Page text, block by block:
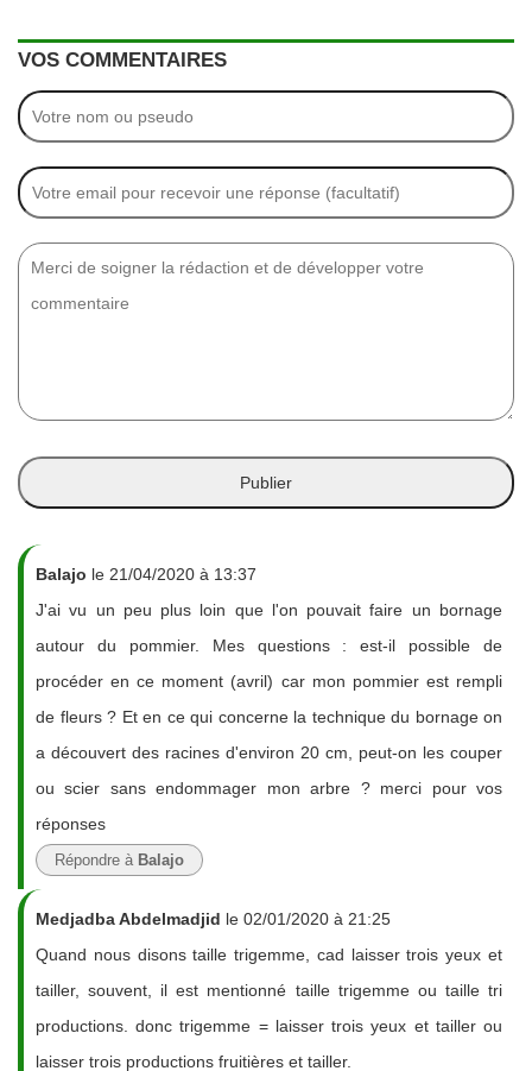
VOS COMMENTAIRES
Balajo le 21/04/2020 à 13:37
J'ai vu un peu plus loin que l'on pouvait faire un bornage
autour du pommier. Mes questions : est-il possible de
procéder en ce moment (avril) car mon pommier est rempli
de fleurs ? Et en ce qui concerne la technique du bornage on
a découvert des racines d'environ 20 cm, peut-on les couper
ou scier sans endommager mon arbre ? merci pour vos
réponses
Répondre à Balajo
Medjadba Abdelmadjid le 02/01/2020 à 21:25
Quand nous disons taille trigemme, cad laisser trois yeux et
tailler, souvent, il est mentionné taille trigemme ou taille tri
productions. donc trigemme = laisser trois yeux et tailler ou
laisser trois productions fruitières et tailler.